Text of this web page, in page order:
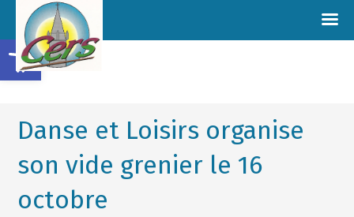
Danse et Loisirs organise
son vide grenier le 16
octobre
Ouvrir la barre d’outils